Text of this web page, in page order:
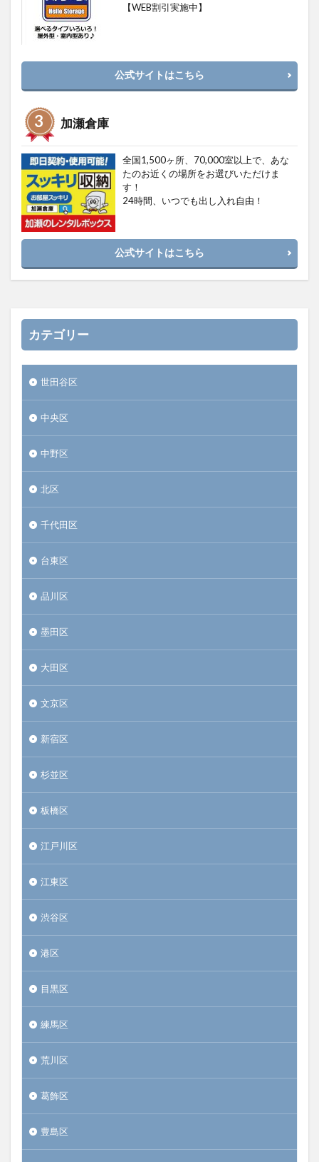
【WEB割引実施中】
公式サイトはこちら
加瀬倉庫
全国1,500ヶ所、70,000室以上で、あな
たのお近くの場所をお選びいただけま
す！
24時間、いつでも出し入れ自由！
公式サイトはこちら
カテゴリー
世田谷区
中央区
中野区
北区
千代田区
台東区
品川区
墨田区
大田区
文京区
新宿区
杉並区
板橋区
江戸川区
江東区
渋谷区
港区
目黒区
練馬区
荒川区
葛飾区
豊島区